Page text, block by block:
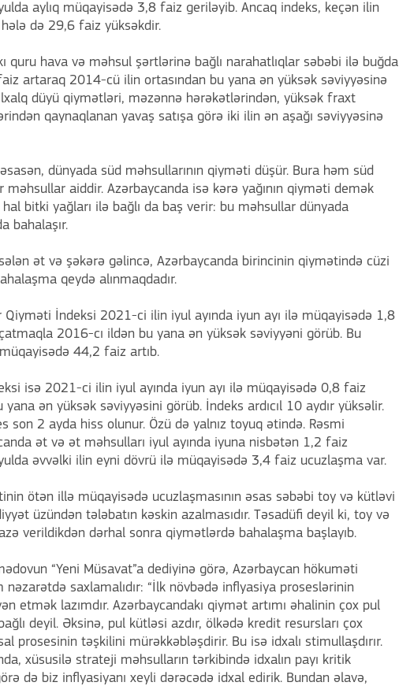
aylıq müqayisədə 3,8 faiz geriləyib. Ancaq indeks, keçən ilin
də 29,6 faiz yüksəkdir.
quru hava və məhsul şərtlərinə bağlı narahatlıqlar səbəbi ilə buğda
artaraq 2014-cü ilin ortasından bu yana ən yüksək səviyyəsinə
düyü qiymətləri, məzənnə hərəkətlərindən, yüksək fraxt
qaynaqlanan yavaş satışa görə iki ilin ən aşağı səviyyəsinə
dünyada süd məhsullarının qiyməti düşür. Bura həm süd
məhsullar aiddir. Azərbaycanda isə kərə yağının qiyməti demək
bitki yağları ilə bağlı da baş verir: bu məhsullar dünyada
bahalaşır.
ət və şəkərə gəlincə, Azərbaycanda birincinin qiymətində cüzi
qeydə alınmaqdadır.
Qiyməti İndeksi 2021-ci ilin iyul ayında iyun ayı ilə müqayisədə 1,8
2016-cı ildən bu yana ən yüksək səviyyəni görüb. Bu
44,2 faiz artıb.
isə 2021-ci ilin iyul ayında iyun ayı ilə müqayisədə 0,8 faiz
ən yüksək səviyyəsini görüb. İndeks ardıcıl 10 aydır yüksəlir.
son 2 ayda hiss olunur. Özü də yalnız toyuq ətində. Rəsmi
ət və ət məhsulları iyul ayında iyuna nisbətən 1,2 faiz
əvvəlki ilin eyni dövrü ilə müqayisədə 3,4 faiz ucuzlaşma var.
ötən illə müqayisədə ucuzlaşmasının əsas səbəbi toy və kütləvi
üzündən tələbatın kəskin azalmasıdır. Təsadüfi deyil ki, toy və
verildikdən dərhal sonra qiymətlərdə bahalaşma başlayıb.
“Yeni Müsavat”a dediyinə görə, Azərbaycan hökuməti
saxlamalıdır: “İlk növbədə inflyasiya proseslərinin
etmək lazımdır. Azərbaycandakı qiymət artımı əhalinin çox pul
deyil. Əksinə, pul kütləsi azdır, ölkədə kredit resursları çox
prosesinin təşkilini mürəkkəbləşdirir. Bu isə idxalı stimullaşdırır.
xüsusilə strateji məhsulların tərkibində idxalın payı kritik
də biz inflyasiyanı xeyli dərəcədə idxal edirik. Bundan əlavə,